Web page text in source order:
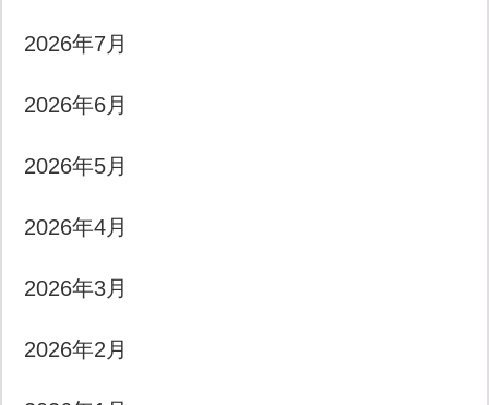
2026年7月
2026年6月
2026年5月
2026年4月
2026年3月
2026年2月